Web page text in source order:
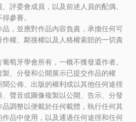
評委會成員，以及前述人員的配偶、
參賽。
，並應對作品內容負責，承擔任何可
權、鄰接權以及人格權索賠的一切責
萄牙學會所有，一概不獲發還作者。
、分發和公開展示已提交作品的權
公佈、出版的權利或以其他任何途徑
聲音或圖像複製以公開、告示、分發
調整以便載於任何載體，執行任何其
品中使用，以及通過任何途徑和任何